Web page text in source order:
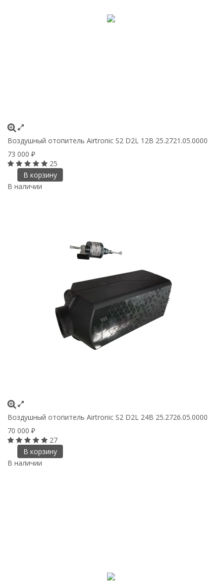
Воздушный отопитель Airtronic S2 D2L 12В 25.2721.05.0000
73 000 ₽
25
В корзину
В наличии
Воздушный отопитель Airtronic S2 D2L 24В 25.2726.05.0000
70 000 ₽
27
В корзину
В наличии